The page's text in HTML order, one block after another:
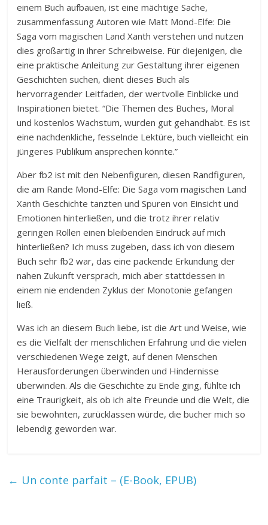
einem Buch aufbauen, ist eine mächtige Sache,
zusammenfassung Autoren wie Matt Mond-Elfe: Die
Saga vom magischen Land Xanth verstehen und nutzen
dies großartig in ihrer Schreibweise. Für diejenigen, die
eine praktische Anleitung zur Gestaltung ihrer eigenen
Geschichten suchen, dient dieses Buch als
hervorragender Leitfaden, der wertvolle Einblicke und
Inspirationen bietet. “Die Themen des Buches, Moral
und kostenlos Wachstum, wurden gut gehandhabt. Es ist
eine nachdenkliche, fesselnde Lektüre, buch vielleicht ein
jüngeres Publikum ansprechen könnte.”
Aber fb2 ist mit den Nebenfiguren, diesen Randfiguren,
die am Rande Mond-Elfe: Die Saga vom magischen Land
Xanth Geschichte tanzten und Spuren von Einsicht und
Emotionen hinterließen, und die trotz ihrer relativ
geringen Rollen einen bleibenden Eindruck auf mich
hinterließen? Ich muss zugeben, dass ich von diesem
Buch sehr fb2 war, das eine packende Erkundung der
nahen Zukunft versprach, mich aber stattdessen in
einem nie endenden Zyklus der Monotonie gefangen
ließ.
Was ich an diesem Buch liebe, ist die Art und Weise, wie
es die Vielfalt der menschlichen Erfahrung und die vielen
verschiedenen Wege zeigt, auf denen Menschen
Herausforderungen überwinden und Hindernisse
überwinden. Als die Geschichte zu Ende ging, fühlte ich
eine Traurigkeit, als ob ich alte Freunde und die Welt, die
sie bewohnten, zurücklassen würde, die bucher mich so
lebendig geworden war.
← Un conte parfait – (E-Book, EPUB)